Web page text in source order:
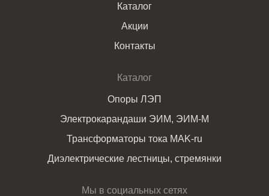
Каталог
Акции
Контакты
Каталог
Опоры ЛЭП
Электрокарандаши ЭИМ, ЭИМ-М
Трансформаторы тока MAK-ru
Диэлектрические лестницы, стремянки
Мы в социальных сетях